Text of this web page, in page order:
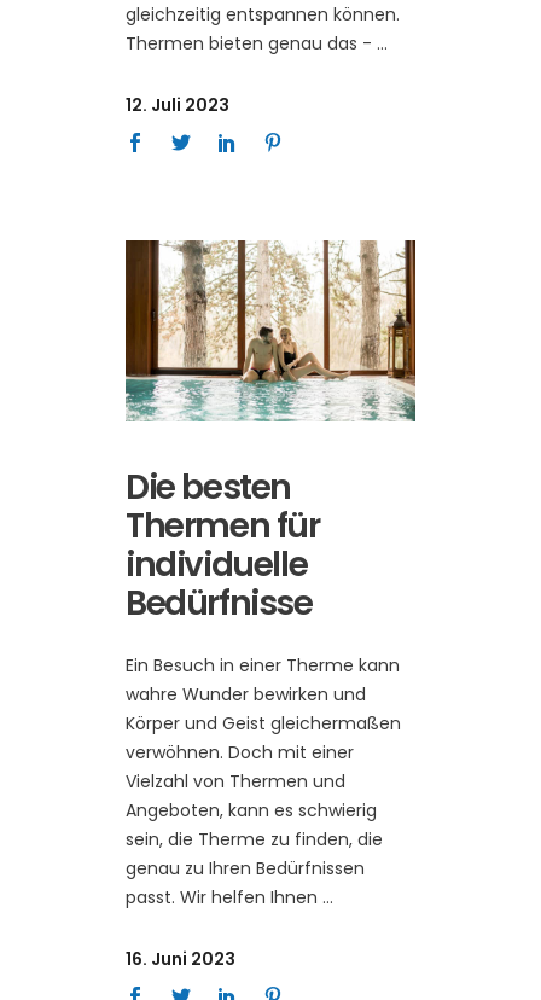
gleichzeitig entspannen können.
Thermen bieten genau das -
12. Juli 2023
Die besten
Thermen für
individuelle
Bedürfnisse
Ein Besuch in einer Therme kann
wahre Wunder bewirken und
Körper und Geist gleichermaßen
verwöhnen. Doch mit einer
Vielzahl von Thermen und
Angeboten, kann es schwierig
sein, die Therme zu finden, die
genau zu Ihren Bedürfnissen
passt. Wir helfen Ihnen
16. Juni 2023